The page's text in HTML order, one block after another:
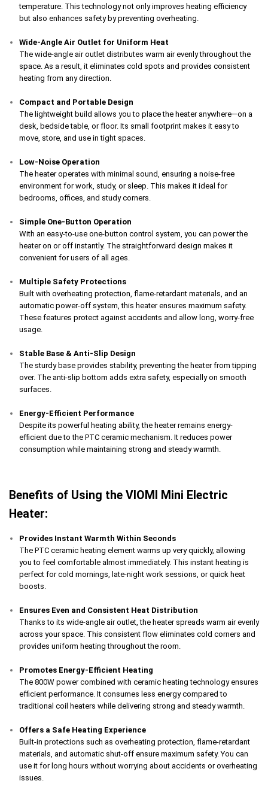
temperature. This technology not only improves heating efficiency
but also enhances safety by preventing overheating.
Wide-Angle Air Outlet for Uniform Heat
The wide-angle air outlet distributes warm air evenly throughout the
space. As a result, it eliminates cold spots and provides consistent
heating from any direction.
Compact and Portable Design
The lightweight build allows you to place the heater anywhere—on a
desk, bedside table, or floor. Its small footprint makes it easy to
move, store, and use in tight spaces.
Low-Noise Operation
The heater operates with minimal sound, ensuring a noise-free
environment for work, study, or sleep. This makes it ideal for
bedrooms, offices, and study corners.
Simple One-Button Operation
With an easy-to-use one-button control system, you can power the
heater on or off instantly. The straightforward design makes it
convenient for users of all ages.
Multiple Safety Protections
Built with overheating protection, flame-retardant materials, and an
automatic power-off system, this heater ensures maximum safety.
These features protect against accidents and allow long, worry-free
usage.
Stable Base & Anti-Slip Design
The sturdy base provides stability, preventing the heater from tipping
over. The anti-slip bottom adds extra safety, especially on smooth
surfaces.
Energy-Efficient Performance
Despite its powerful heating ability, the heater remains energy-
efficient due to the PTC ceramic mechanism. It reduces power
consumption while maintaining strong and steady warmth.
Benefits of Using the VIOMI Mini Electric
Heater:
Provides Instant Warmth Within Seconds
The PTC ceramic heating element warms up very quickly, allowing
you to feel comfortable almost immediately. This instant heating is
perfect for cold mornings, late-night work sessions, or quick heat
boosts.
Ensures Even and Consistent Heat Distribution
Thanks to its wide-angle air outlet, the heater spreads warm air evenly
across your space. This consistent flow eliminates cold corners and
provides uniform heating throughout the room.
Promotes Energy-Efficient Heating
The 800W power combined with ceramic heating technology ensures
efficient performance. It consumes less energy compared to
traditional coil heaters while delivering strong and steady warmth.
Offers a Safe Heating Experience
Built-in protections such as overheating protection, flame-retardant
materials, and automatic shut-off ensure maximum safety. You can
use it for long hours without worrying about accidents or overheating
issues.